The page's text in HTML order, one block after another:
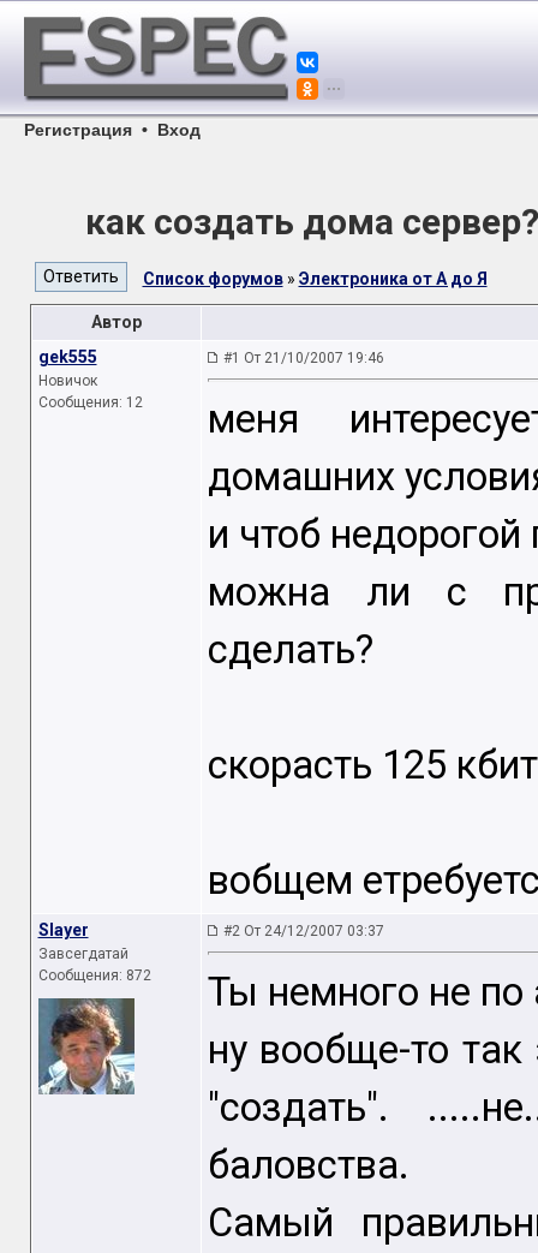
Регистрация • Вход
как создать дома
Список форумов» Электроника от А до Я
Автор
gek555
Новичок
Сообщения: 12
#1 От 21/10/2007 19:46
меня
домашних
и чтоб недорогой
можна ли с
сделать?
скорасть 125
вобщем
Slayer
Завсегдатай
Сообщения: 872
#2 От 24/12/2007 03:37
Ты немного не по
ну вообще-то
"создать".
баловства.
Самый